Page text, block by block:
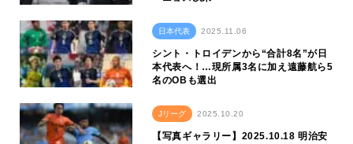
日本代表 2025.11.06
シント・トロイデンから“合計8名”が日
本代表へ！…現所属3名に加え遠藤航ら5
名のOBも選出
Jリーグ 2025.10.20
【写真ギャラリー】2025.10.18 明治安